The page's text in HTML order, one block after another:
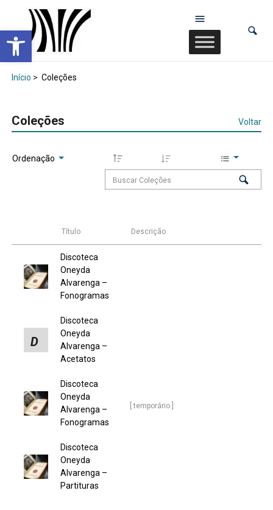
Abrir a barra de ferramentas
Início > Coleções
Coleções Voltar
Ordenação
Título Descrição
Discoteca
Oneyda
Alvarenga –
Fonogramas
D
Discoteca
Oneyda
Alvarenga –
Acetatos
Discoteca
Oneyda
Alvarenga –
Fonogramas
[ temporário ]
Discoteca
Oneyda
Alvarenga –
Partituras